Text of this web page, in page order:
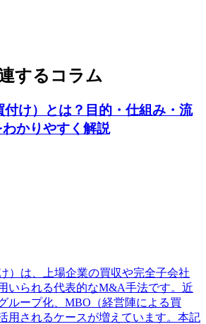
するコラム
け）とは？目的・仕組み・流
かりやすく解説
）は、上場企業の買収や完全子会社
いられる代表的なM&A手法です。近
ループ化、MBO（経営陣による買
用されるケースが増えています。本記